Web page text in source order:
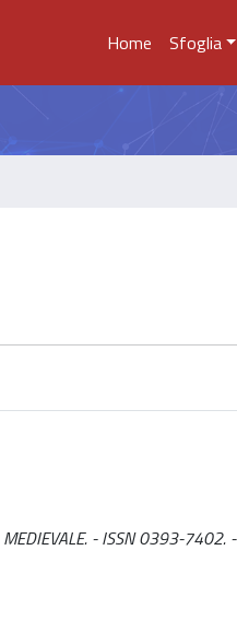
Home Sfoglia
- ISSN 0393-7402. -